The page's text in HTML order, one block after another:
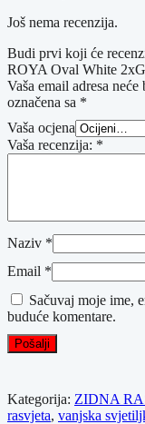
Još nema recenzija.
Budi prvi koji će
ROYA Oval White
Vaša email adresa
označena sa *
Vaša ocjena
Vaša recenzija: *
Naziv *
Email *
Sačuvaj moje ime,
buduće komentare.
Kategorija: ZIDNA
rasvjeta, vanjska